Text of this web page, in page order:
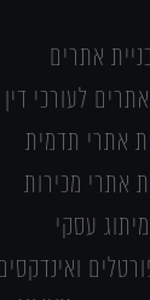
אתרים
לעורכי דין
אתרי תדמית
אתרי מכירות
מיתוג עסקי